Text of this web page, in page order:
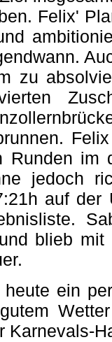
Felix'
zu
Runden im
jedoch
auf
blieb mit
ein
Karnevals-